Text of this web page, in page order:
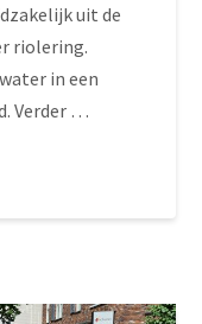
uit de
riolering.
in een
Verder …